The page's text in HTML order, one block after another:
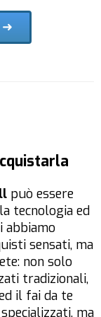
➜
può essere
tecnologia ed
abbiamo
sensati, ma
non solo
tradizionali,
il fai da te
ma